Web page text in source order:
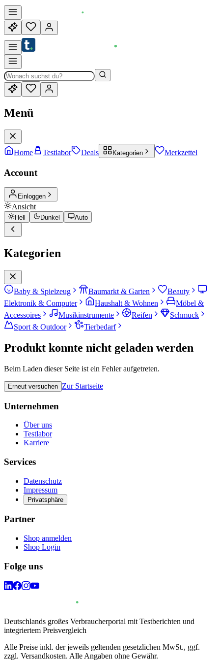
Menü
Home Testlabor Deals Kategorien Merkzettel
Account
Einloggen
Ansicht
Hell Dunkel Auto
Kategorien
Baby & Spielzeug Baumarkt & Garten
Beauty
Elektronik & Computer
Haushalt & Wohnen
Möbel &
Accessoires
Musikinstrumente Reifen
Schmuck
Sport & Outdoor
Tierbedarf
Produkt konnte nicht geladen werden
Beim Laden dieser Seite ist ein Fehler aufgetreten.
Erneut versuchen Zur Startseite
Unternehmen
Über uns
Testlabor
Karriere
Services
Datenschutz
Impressum
Privatsphäre
Partner
Shop anmelden
Shop Login
Folge uns
Deutschlands großes Verbraucherportal mit Testberichten und
integriertem Preisvergleich
Alle Preise inkl. der jeweils geltenden gesetzlichen MwSt., ggf.
zzgl. Versandkosten. Alle Angaben ohne Gewähr.